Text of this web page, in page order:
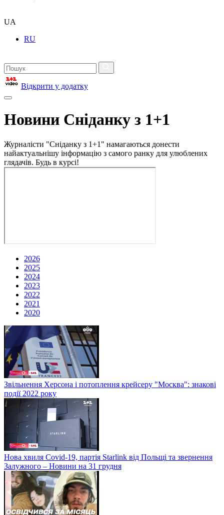
UA
RU
Відкрити у додатку
Новини Сніданку з 1+1
Журналісти "Сніданку з 1+1" намагаються донести
найактуальнішу інформацію з самого ранку для улюблених
глядачів. Будь в курсі!
2026
2025
2024
2023
2022
2021
2020
Звільнення Херсона і потоплення крейсеру "Москва": знакові
події 2022 року
Нова хвиля Covid-19, партія Starlink від Польщі та звернення
Залужного – Новини на 31 грудня